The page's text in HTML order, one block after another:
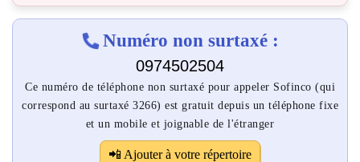
Numéro non surtaxé :
0974502504
Ce numéro de téléphone non surtaxé pour appeler Sofinco (qui
correspond au surtaxé 3266) est gratuit depuis un téléphone fixe
et un mobile et joignable de l'étranger
📲 Ajouter à votre répertoire